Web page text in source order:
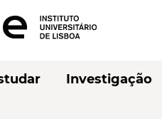
Investigação